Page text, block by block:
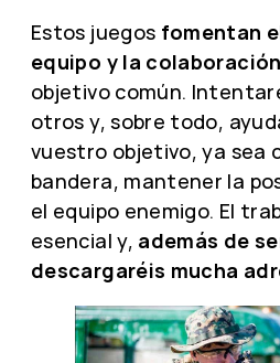
Estos juegos fomentan
equipo y la colaboración
objetivo común.
otros y, sobre todo,
vuestro objetivo, ya sea
bandera, mantener la
el equipo enemigo. El
esencial y, además de
descargaréis mucha